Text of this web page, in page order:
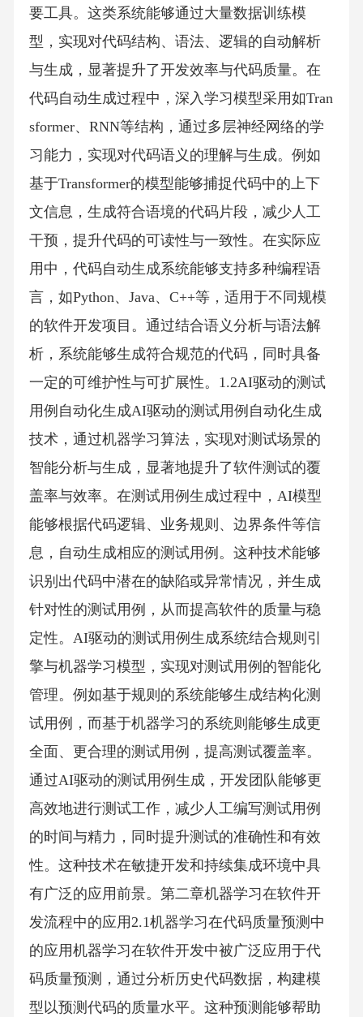
要工具。这类系统能够通过大量数据训练模
型，实现对代码结构、语法、逻辑的自动解析
与生成，显著提升了开发效率与代码质量。在
代码自动生成过程中，深入学习模型采用如Tran
sformer、RNN等结构，通过多层神经网络的学
习能力，实现对代码语义的理解与生成。例如
基于Transformer的模型能够捕捉代码中的上下
文信息，生成符合语境的代码片段，减少人工
干预，提升代码的可读性与一致性。在实际应
用中，代码自动生成系统能够支持多种编程语
言，如Python、Java、C++等，适用于不同规模
的软件开发项目。通过结合语义分析与语法解
析，系统能够生成符合规范的代码，同时具备
一定的可维护性与可扩展性。1.2AI驱动的测试
用例自动化生成AI驱动的测试用例自动化生成
技术，通过机器学习算法，实现对测试场景的
智能分析与生成，显著地提升了软件测试的覆
盖率与效率。在测试用例生成过程中，AI模型
能够根据代码逻辑、业务规则、边界条件等信
息，自动生成相应的测试用例。这种技术能够
识别出代码中潜在的缺陷或异常情况，并生成
针对性的测试用例，从而提高软件的质量与稳
定性。AI驱动的测试用例生成系统结合规则引
擎与机器学习模型，实现对测试用例的智能化
管理。例如基于规则的系统能够生成结构化测
试用例，而基于机器学习的系统则能够生成更
全面、更合理的测试用例，提高测试覆盖率。
通过AI驱动的测试用例生成，开发团队能够更
高效地进行测试工作，减少人工编写测试用例
的时间与精力，同时提升测试的准确性和有效
性。这种技术在敏捷开发和持续集成环境中具
有广泛的应用前景。第二章机器学习在软件开
发流程中的应用2.1机器学习在代码质量预测中
的应用机器学习在软件开发中被广泛应用于代
码质量预测，通过分析历史代码数据，构建模
型以预测代码的质量水平。这种预测能够帮助